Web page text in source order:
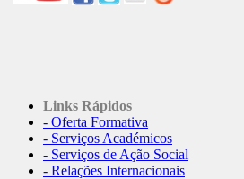
Links Rápidos
- Oferta Formativa
- Serviços Académicos
- Serviços de Ação Social
- Relações Internacionais